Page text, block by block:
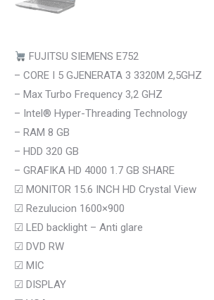
FUJITSU SIEMENS E752
– CORE I 5 GJENERATA 3 3320M 2,5GHZ
– Max Turbo Frequency 3,2 GHZ
– Intel® Hyper-Threading Technology
– RAM 8 GB
– HDD 320 GB
– GRAFIKA HD 4000 1.7 GB SHARE
☑ MONITOR 15.6 INCH HD Crystal View
☑ Rezulucion 1600×900
☑ LED backlight – Anti glare
☑ DVD RW
☑ MIC
☑ DISPLAY